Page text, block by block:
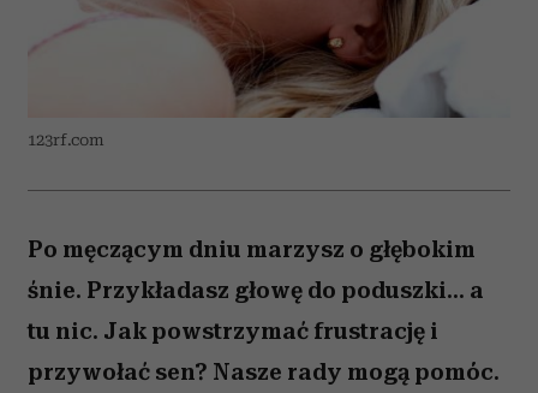
123rf.com
Po męczącym dniu marzysz o głębokim
śnie. Przykładasz głowę do poduszki... a
tu nic. Jak powstrzymać frustrację i
przywołać sen? Nasze rady mogą pomóc.